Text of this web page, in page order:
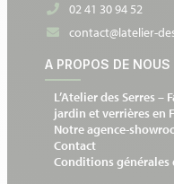
02 41 30 94 52
contact@latelier-
A PROPOS DE NOUS
L’Atelier des Serres
jardin et verrières en
Notre agence-
Contact
Conditions générales